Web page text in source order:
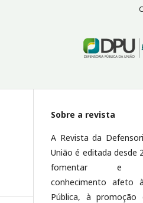
Sobre a revista
A Revista da
União é editada desde
fomentar e
conhecimento afeto
Pública, à promoção